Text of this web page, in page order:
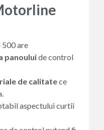
are
panouluide control
de calitatece
aspectului curtii